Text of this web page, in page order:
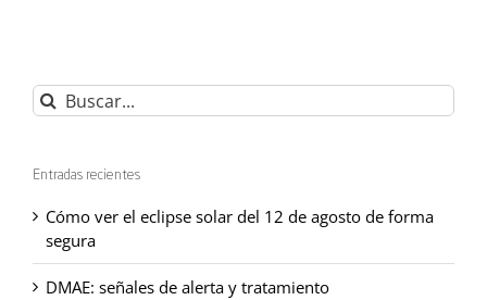
Buscar:
Entradas recientes
Cómo ver el eclipse solar del 12 de agosto de forma
segura
DMAE: señales de alerta y tratamiento